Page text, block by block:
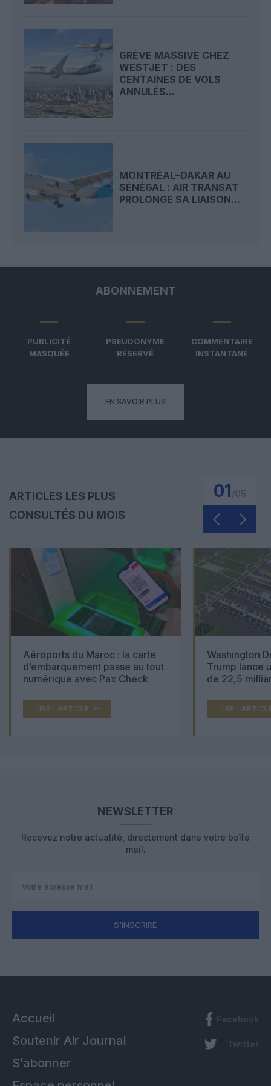
GRÈVE MASSIVE CHEZ
WESTJET : DES
CENTAINES DE VOLS
ANNULÉS...
MONTRÉAL–DAKAR AU
SÉNÉGAL : AIR TRANSAT
PROLONGE SA LIAISON...
ABONNEMENT
PUBLICITÉ
MASQUÉE
PSEUDONYME
RÉSERVÉ
COMMENTAIRE
INSTANTANÉ
EN SAVOIR PLUS
ARTICLES LES PLUS
CONSULTÉS DU MOIS
01
Aéroports du Maroc : la carte
d’embarquement passe au tout
numérique avec Pax Check
LIRE L'ARTICLE
Washington
Trump lance
de 22,5
LIRE
NEWSLETTER
Recevez notre actualité, directement dans votre boîte
mail.
S'INSCRIRE
Accueil
Soutenir Air Journal
S’abonner